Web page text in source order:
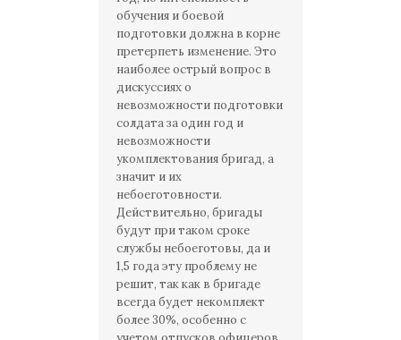
обучения и боевой
подготовки должна в корне
претерпеть изменение. Это
наиболее острый вопрос в
дискуссиях о
невозможности подготовки
солдата за один год и
невозможности
укомплектования бригад, а
значит и их
небоеготовности.
Действительно, бригады
будут при таком сроке
службы небоеготовы, да и
1,5 года эту проблему не
решит, так как в бригаде
всегда будет некомплект
более 30%, особенно с